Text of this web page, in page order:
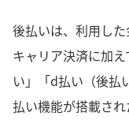
後払いは、利用した
キャリア決済に加
い」「d払い（後払
払い機能が搭載され